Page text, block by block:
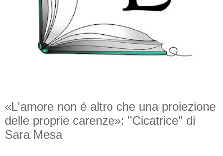
«L'amore non è altro che una proiezione
delle proprie carenze»: "Cicatrice" di
Sara Mesa